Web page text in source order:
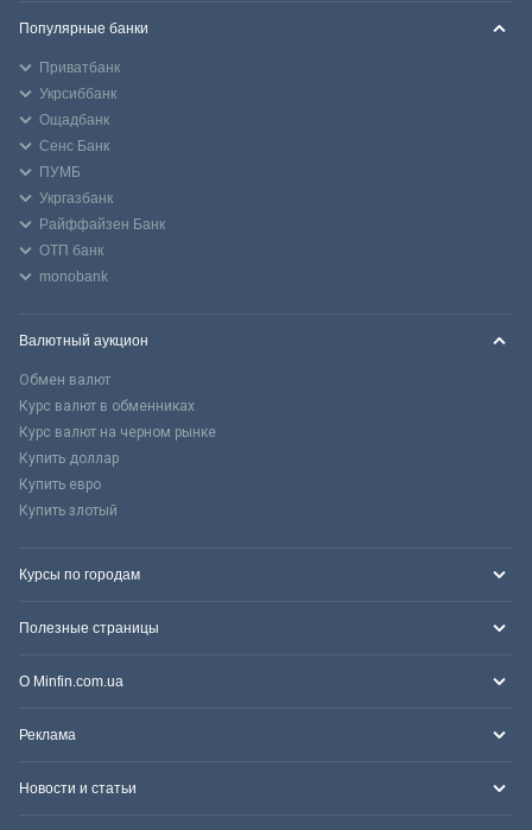
Популярные банки
Приватбанк
Укрсиббанк
Ощадбанк
Сенс Банк
ПУМБ
Укргазбанк
Райффайзен Банк
ОТП банк
monobank
Валютный аукцион
Обмен валют
Курс валют в обменниках
Курс валют на черном рынке
Купить доллар
Купить евро
Купить злотый
Курсы по городам
Полезные страницы
О Minfin.com.ua
Реклама
Новости и статьи